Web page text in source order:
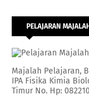
PELAJARAN
Majalah Pelajaran,
IPA Fisika Kimia
Timur No. Hp: